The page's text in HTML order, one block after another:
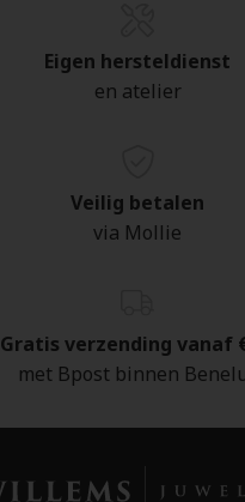
Eigen hersteldienst
en atelier
Veilig betalen
via Mollie
Gratis verzending vanaf
met Bpost binnen